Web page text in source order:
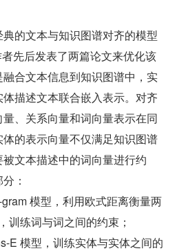
的文本与知识图谱对齐的模型
先后发表了两篇论文来优化该
合文本信息到知识图谱中，实
描述文本联合嵌入表示。对齐
、关系向量和词向量表示在同
的表示向量不仅满足知识图谱
文本描述中的词向量进行约
：
模型，利用欧式距离衡量两
训练词与词之间的约束；
E 模型，训练实体与实体之间的